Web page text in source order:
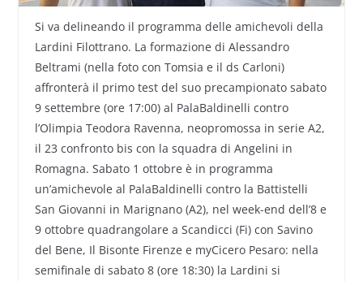
Si va delineando il programma delle amichevoli della
Lardini Filottrano. La formazione di Alessandro
Beltrami (nella foto con Tomsia e il ds Carloni)
affronterà il primo test del suo precampionato sabato
9 settembre (ore 17:00) al PalaBaldinelli contro
l’Olimpia Teodora Ravenna, neopromossa in serie A2,
il 23 confronto bis con la squadra di Angelini in
Romagna. Sabato 1 ottobre è in programma
un’amichevole al PalaBaldinelli contro la Battistelli
San Giovanni in Marignano (A2), nel week-end dell’8 e
9 ottobre quadrangolare a Scandicci (Fi) con Savino
del Bene, Il Bisonte Firenze e myCicero Pesaro: nella
semifinale di sabato 8 (ore 18:30) la Lardini si